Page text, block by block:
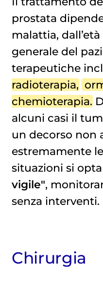
prostata
malattia,
generale del
terapeutiche
radioterapia,
chemioterapia.
alcuni casi il
un decorso non
estremamente
situazioni si
vigile",
senza interventi.
Chirurgia